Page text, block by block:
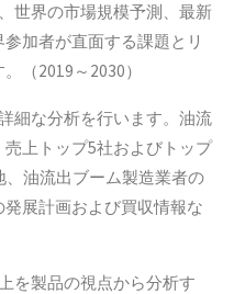
世界の市場規模予測、最新
加者が直面する課題とリ
（2019～2030）
細な分析を行います。油流
上トップ5社およびトップ
油流出ブーム製造業者の
展計画および買収情報な
を製品の視点から分析す